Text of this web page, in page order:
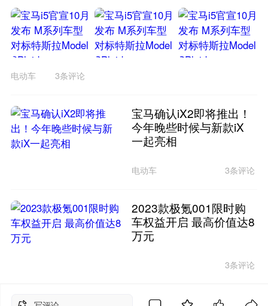
电动车 3条评论
宝马确认iX2即将推出！
今年晚些时候与新款iX
一起亮相
电动车 3条评论
2023款极氪001限时购
车权益开启 最高价值达8
万元
3条评论